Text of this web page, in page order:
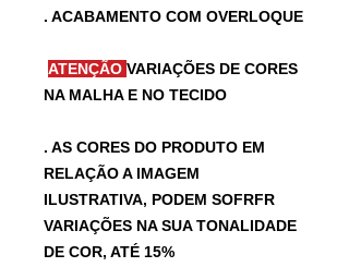
. ACABAMENTO COM OVERLOQUE
ATENÇÃO VARIAÇÕES DE CORES
NA MALHA E NO TECIDO
. AS CORES DO PRODUTO EM
RELAÇÃO A IMAGEM
ILUSTRATIVA, PODEM SOFRFR
VARIAÇÕES NA SUA TONALIDADE
DE COR, ATÉ 15%